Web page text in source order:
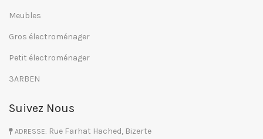
Meubles
Gros électroménager
Petit électroménager
3ARBEN
Suivez Nous
ADRESSE: Rue Farhat Hached, Bizerte